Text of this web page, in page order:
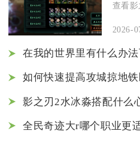
2026-
在我的世界里有什么办
如何快速提高攻城掠地
影之刃2水冰淼搭配什么
全民奇迹大r哪个职业更